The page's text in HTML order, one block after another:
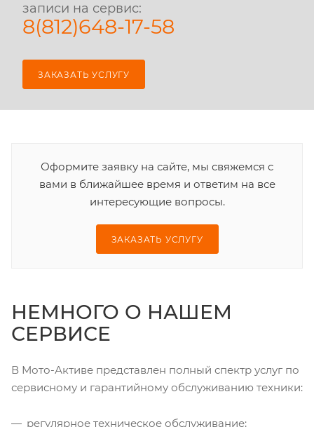
записи на сервис:
8(812)648-17-58
ЗАКАЗАТЬ УСЛУГУ
Оформите заявку на сайте, мы свяжемся с
вами в ближайшее время и ответим на все
интересующие вопросы.
ЗАКАЗАТЬ УСЛУГУ
НЕМНОГО О НАШЕМ
СЕРВИСЕ
В Мото-Активе представлен полный спектр услуг по
сервисному и гарантийному обслуживанию техники:
регулярное техническое обслуживание;